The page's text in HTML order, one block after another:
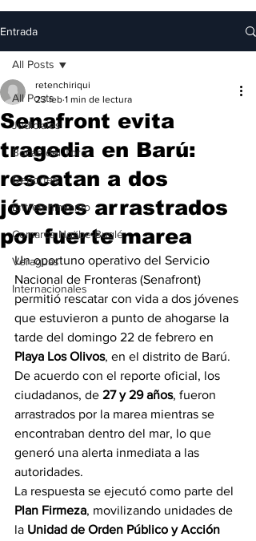
Entrada
All Posts
Judiciales
Bocas del Toro
Deportes
Entretenimiento
Comarca Ngäbe-Buglé
Veraguas
Internacionales
All Posts
Senafront evita
tragedia en Barú:
rescatan a dos
jóvenes arrastrados
por fuerte marea
retenchiriqui
23 feb 1 min de lectura
Un oportuno operativo del Servicio
Nacional de Fronteras (Senafront)
permitió rescatar con vida a dos jóvenes
que estuvieron a punto de ahogarse la
tarde del domingo 22 de febrero en
Playa Los Olivos, en el distrito de Barú.
De acuerdo con el reporte oficial, los
ciudadanos, de 27 y 29 años, fueron
arrastrados por la marea mientras se
encontraban dentro del mar, lo que
generó una alerta inmediata a las
autoridades.
La respuesta se ejecutó como parte del
Plan Firmeza, movilizando unidades de
la Unidad de Orden Público y Acción